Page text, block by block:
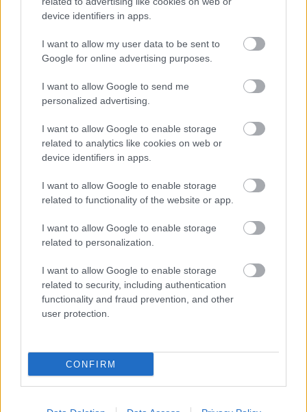
device identifiers in apps.
I want to allow my user data to be sent to
Google for online advertising purposes.
I want to allow Google to send me
personalized advertising.
I want to allow Google to enable storage
related to analytics like cookies on web or
device identifiers in apps.
I want to allow Google to enable storage
related to functionality of the website or app.
I want to allow Google to enable storage
related to personalization.
I want to allow Google to enable storage
related to security, including authentication
functionality and fraud prevention, and other
user protection.
CONFIRM
Pilot: The Walking Dead: Dead City
Elegendő-e két közönségkedvenc karakter és a megváltozott
környezet, hogy feltámassza a halottakat?
Elég horrorisztikus dolgokat zúdít ránk a The Walking
Dead: Dead City trailere
| 2023.05.12 08:33
A The Walking Dead új spin-offjára már nem is kell sokat